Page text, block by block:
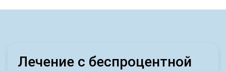
Лечение с беспроцентной